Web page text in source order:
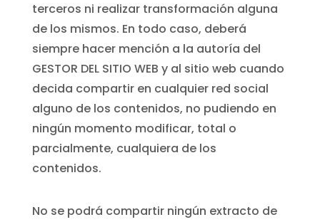
terceros ni realizar transformación alguna
de los mismos. En todo caso, deberá
siempre hacer mención a la autoría del
GESTOR DEL SITIO WEB y al sitio web cuando
decida compartir en cualquier red social
alguno de los contenidos, no pudiendo en
ningún momento modificar, total o
parcialmente, cualquiera de los
contenidos.
No se podrá compartir ningún extracto de